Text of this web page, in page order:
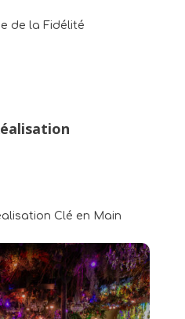
de la Fidélité
Clé en Main